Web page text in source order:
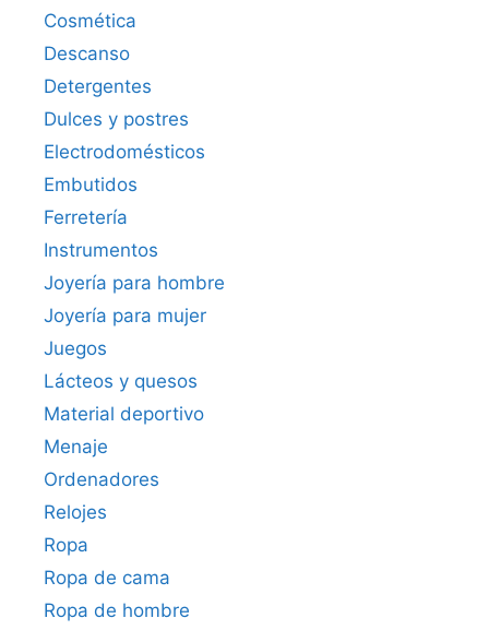
Cosmética
Descanso
Detergentes
Dulces y postres
Electrodomésticos
Embutidos
Ferretería
Instrumentos
Joyería para hombre
Joyería para mujer
Juegos
Lácteos y quesos
Material deportivo
Menaje
Ordenadores
Relojes
Ropa
Ropa de cama
Ropa de hombre